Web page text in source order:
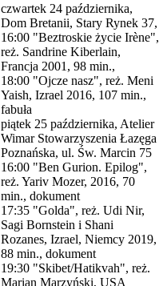
czwartek 24 października,
Dom Bretanii, Stary Rynek 37,
16:00 "Beztroskie życie Irène",
reż. Sandrine Kiberlain,
Francja 2001, 98 min.,
18:00 "Ojcze nasz", reż. Meni
Yaish, Izrael 2016, 107 min.,
fabuła
piątek 25 października, Atelier
Wimar Stowarzyszenia Łazęga
Poznańska, ul. Św. Marcin 75
16:00 "Ben Gurion. Epilog",
reż. Yariv Mozer, 2016, 70
min., dokument
17:35 "Golda", reż. Udi Nir,
Sagi Bornstein i Shani
Rozanes, Izrael, Niemcy 2019,
88 min., dokument
19:30 "Skibet/Hatikvah", reż.
Marian Marzyński, USA